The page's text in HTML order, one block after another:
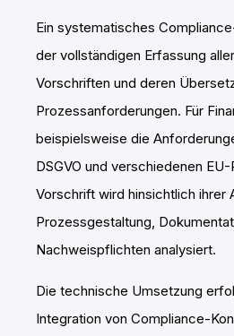
Ein systematisches
der vollständigen Erfassung
Vorschriften und deren
Prozessanforderungen. Für
beispielsweise die
DSGVO und verschiedenen
Vorschrift wird hinsichtlich ihrer
Prozessgestaltung,
Nachweispflichten analysiert.
Die technische Umsetzung
Integration von Compliance-